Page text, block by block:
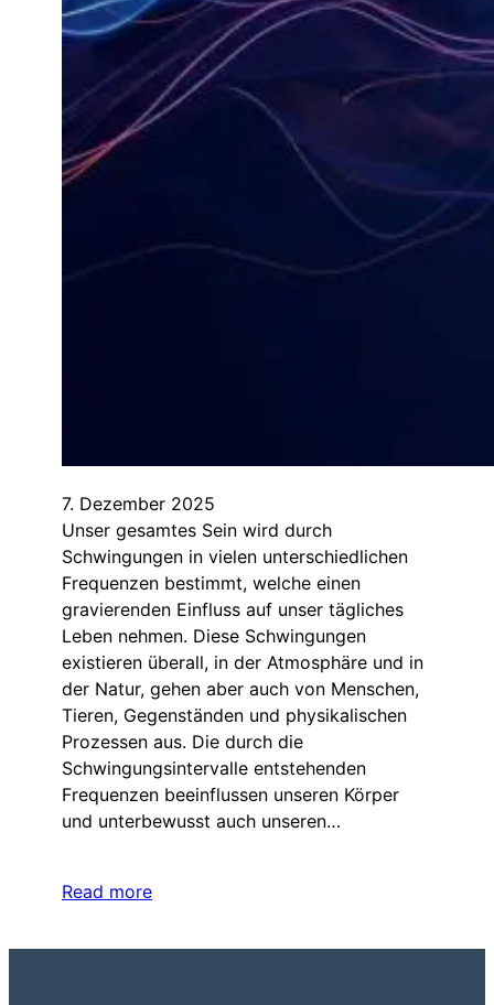
7. Dezember 2025
Unser gesamtes Sein wird durch
Schwingungen in vielen unterschiedlichen
Frequenzen bestimmt, welche einen
gravierenden Einfluss auf unser tägliches
Leben nehmen. Diese Schwingungen
existieren überall, in der Atmosphäre und in
der Natur, gehen aber auch von Menschen,
Tieren, Gegenständen und physikalischen
Prozessen aus. Die durch die
Schwingungsintervalle entstehenden
Frequenzen beeinflussen unseren Körper
und unterbewusst auch unseren…
Read more